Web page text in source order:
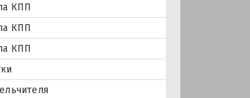
КПП
КПП
КПП